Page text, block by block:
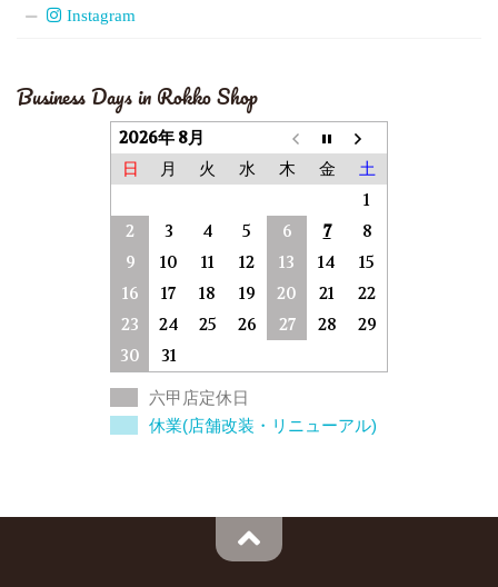
Instagram
Business Days in Rokko Shop
2026年 8月
日 月 火 水 木 金 土
1
2
3 4 5 6 7
8
9
10 11 12 13 14
15
16
17 18 19 20 21
22
23
24 25 26 27 28
29
30
31
六甲店定休日
休業(店舗改装・リニューアル)